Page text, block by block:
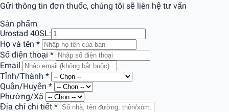
Gửi thông tin đơn thuốc, chúng tôi sẽ liên hệ tư vấn
Sản phẩm
Urostad 40SL:
Họ và tên *
Số điện thoại *
Email
Tỉnh/Thành *
Quận/Huyện *
Phường/Xã
Địa chỉ chi tiết *